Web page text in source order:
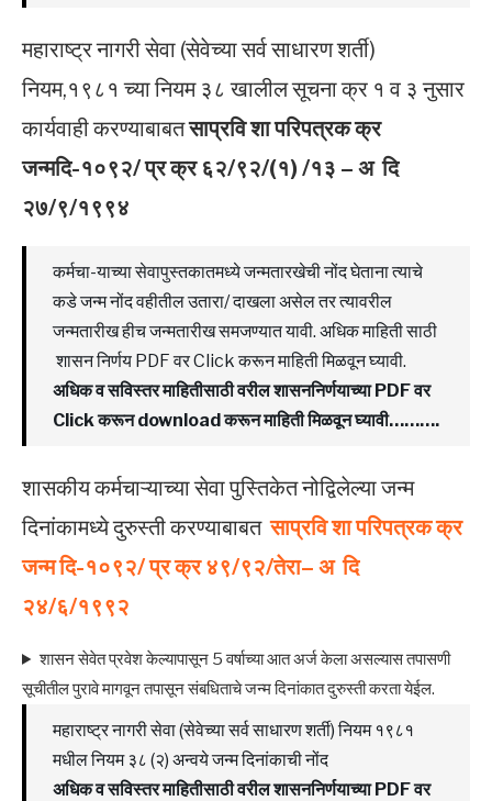
महाराष्ट्र नागरी सेवा (सेवेच्या सर्व साधारण शर्ती)
नियम,१९८१ च्या नियम ३८ खालील सूचना क्र १ व ३ नुसार
कार्यवाही करण्याबाबतसाप्रवि शा परिपत्रक क्र
जन्मदि-१०९२/ प्र क्र ६२/९२/(१) /१३ – अ दि
२७/९/१९९४
कर्मचा-याच्या सेवापुस्तकातमध्ये जन्मतारखेची नोंद घेताना त्याचे
कडे जन्म नोंद वहीतील उतारा/ दाखला असेल तर त्यावरील
जन्मतारीख हीच जन्मतारीख समजण्यात यावी. अधिक माहिती साठी
शासन निर्णय PDF वर Click करून माहिती मिळवून घ्यावी.
अधिक व सविस्तर माहितीसाठी वरील शासननिर्णयाच्या PDF वर
Click करून download करून माहिती मिळवून घ्यावी……….
शासकीय कर्मचाऱ्याच्या सेवा पुस्तिकेत नोद्विलेल्या जन्म
दिनांकामध्ये दुरुस्ती करण्याबाबतसाप्रवि शा परिपत्रक क्र
जन्म दि-१०९२/ प्र क्र ४९/९२/तेरा– अ दि
२४/६/१९९२
शासन सेवेत प्रवेश केल्यापासून 5 वर्षाच्या आत अर्ज केला असल्यास तपासणी
सूचीतील पुरावे मागवून तपासून संबधिताचे जन्म दिनांकात दुरुस्ती करता येईल.
महाराष्ट्र नागरी सेवा (सेवेच्या सर्व साधारण शर्ती) नियम १९८१
मधील नियम ३८ (२) अन्वये जन्म दिनांकाची नोंद
अधिक व सविस्तर माहितीसाठी वरील शासननिर्णयाच्या PDF वर